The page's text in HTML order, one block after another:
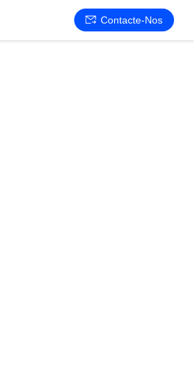
Contacte-Nos